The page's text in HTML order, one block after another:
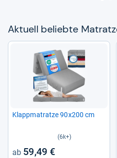
Aktu­ell beliebte
Klapp­ma­tratze 90x200 cm
(6k+)
59,49 €